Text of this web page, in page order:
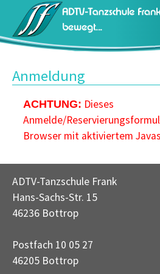
Zum Hauptinhalt springen
Anmeldung
ACHTUNG: Dieses
Anmelde/
Browser mit aktiviertem
ADTV-Tanzschule Frank
Hans-Sachs-Str. 15
46236 Bottrop
Postfach 10 05 27
46205 Bottrop